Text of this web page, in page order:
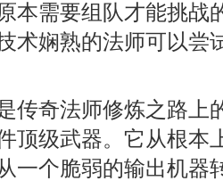
本需要组队才能挑战
术娴熟的法师可以尝
传奇法师修炼之路上
顶级武器。它从根本
一个脆弱的输出机器